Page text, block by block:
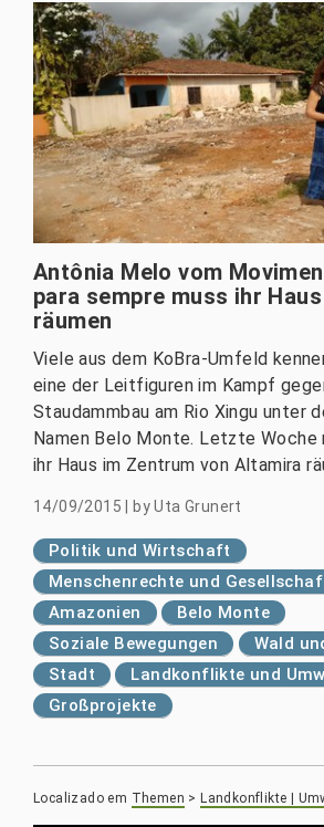
Antônia Melo vom
para sempre muss ihr
räumen
Viele aus dem KoBra-Umfeld
eine der Leitfiguren im Kampf
Staudammbau am Rio Xingu unter
Namen Belo Monte. Letzte Woche
ihr Haus im Zentrum von Altamira
14/09/2015 byUta Grunert
Politik und Wirtschaft
Menschenrechte und
Amazonien
Belo Monte
Soziale Bewegungen
Wald
Stadt
Landkonflikte und
Großprojekte
Localizado em Themen > Landkonflikte |